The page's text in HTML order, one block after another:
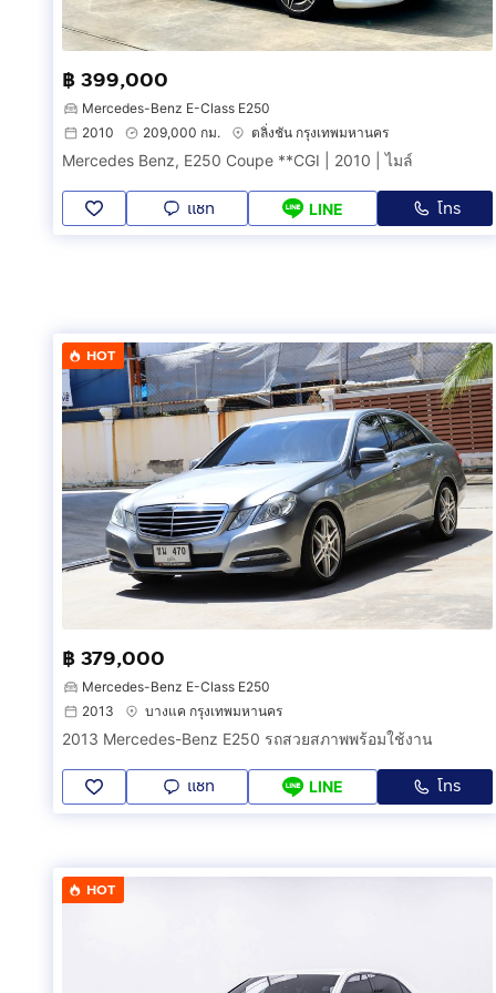
฿ 399,000
Mercedes-Benz E-Class E250
2010
209,000 กม. ตลิ่งชัน กรุงเทพมหานคร
Mercedes Benz, E250 Coupe **CGI | 2010 | ไมล์
แชท LINE โทร
HOT
฿ 379,000
Mercedes-Benz E-Class E250
2013
บางแค กรุงเทพมหานคร
2013 Mercedes-Benz E250 รถสวยสภาพพร้อมใช้งาน
แชท LINE โทร
HOT